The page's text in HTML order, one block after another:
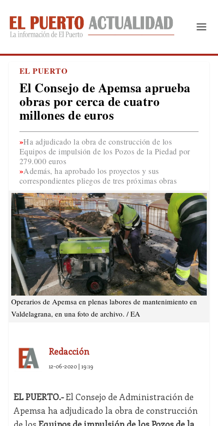
EL PUERTO
El Consejo de Apemsa aprueba
obras por cerca de cuatro
millones de euros
Ha adjudicado la obra de construcción de los
Equipos de impulsión de los Pozos de la Piedad por
279.000 euros
Además, ha aprobado los proyectos y sus
correspondientes pliegos de tres próximas obras
Operarios de Apemsa en plenas labores de mantenimiento en
Valdelagrana, en una foto de archivo. / EA
Redacción
12-06-2020 | 19:19
EL PUERTO.-El Consejo de Administración de
Apemsa ha adjudicado la obra de construcción